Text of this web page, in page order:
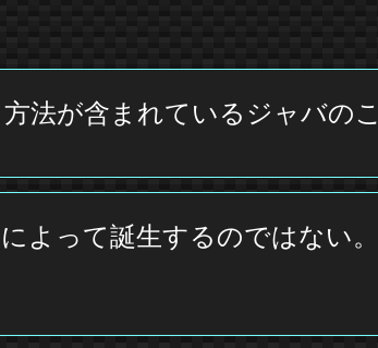
法が含まれているジャバのこ
よって誕生するのではない